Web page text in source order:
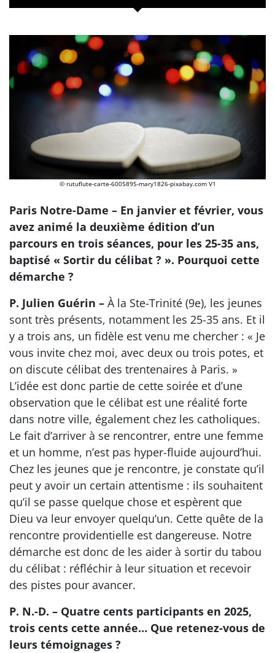
© rutuflute-carte-6005895-mary1826-pixabay.com V1
Paris Notre-Dame – En janvier et février, vous
avez animé la deuxième édition d’un
parcours en trois séances, pour les 25-35 ans,
baptisé « Sortir du célibat ? ». Pourquoi cette
démarche ?
P. Julien Guérin – À la Ste-Trinité (9e), les jeunes
sont très présents, notamment les 25-35 ans. Et il
y a trois ans, un fidèle est venu me chercher : « Je
vous invite chez moi, avec deux ou trois potes, et
on discute célibat des trentenaires à Paris. »
L’idée est donc partie de cette soirée et d’une
observation que le célibat est une réalité forte
dans notre ville, également chez les catholiques.
Le fait d’arriver à se rencontrer, entre une femme
et un homme, n’est pas hyper-fluide aujourd’hui.
Chez les jeunes que je rencontre, je constate qu’il
peut y avoir un certain attentisme : ils souhaitent
qu’il se passe quelque chose et espèrent que
Dieu va leur envoyer quelqu’un. Cette quête de la
rencontre providentielle est dangereuse. Notre
démarche est donc de les aider à sortir du tabou
du célibat : réfléchir à leur situation et recevoir
des pistes pour avancer.
P. N.-D. – Quatre cents participants en 2025,
trois cents cette année… Que retenez-vous de
leurs témoignages ?